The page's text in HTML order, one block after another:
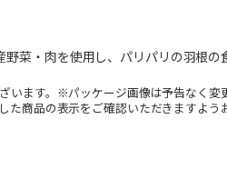
菜・肉を使用し、パリパリの羽根の
います。※パッケージ画像は予告なく
商品の表示をご確認いただきますよう